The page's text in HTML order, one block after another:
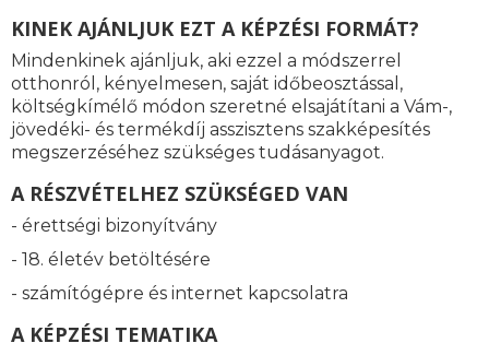
KINEK AJÁNLJUK EZT A KÉPZÉSI FORMÁT?
Mindenkinek ajánljuk, aki ezzel a módszerrel
otthonról, kényelmesen, saját időbeosztással,
költségkímélő módon szeretné elsajátítani a Vám-,
jövedéki- és termékdíj asszisztens szakképesítés
megszerzéséhez szükséges tudásanyagot.
A RÉSZVÉTELHEZ SZÜKSÉGED VAN
- érettségi bizonyítvány
- 18. életév betöltésére
- számítógépre és internet kapcsolatra
A KÉPZÉSI TEMATIKA